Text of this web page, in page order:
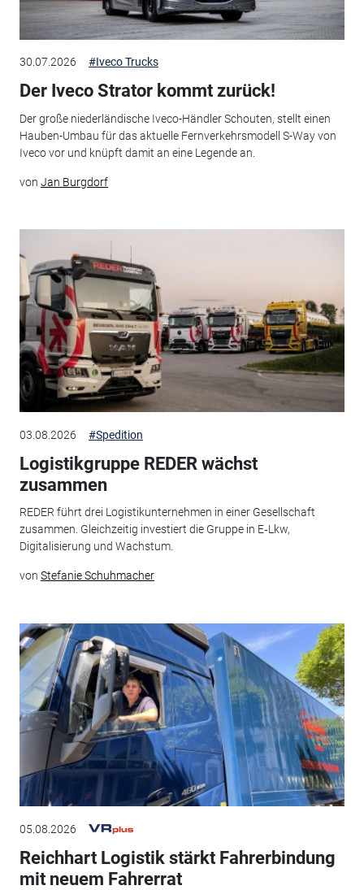
30.07.2026 #Iveco Trucks
Der Iveco Strator kommt zurück!
Der große niederländische Iveco-Händler Schouten, stellt einen
Hauben-Umbau für das aktuelle Fernverkehrsmodell S-Way von
Iveco vor und knüpft damit an eine Legende an.
von Jan Burgdorf
03.08.2026 #Spedition
Logistikgruppe REDER wächst
zusammen
REDER führt drei Logistikunternehmen in einer Gesellschaft
zusammen. Gleichzeitig investiert die Gruppe in E‑Lkw,
Digitalisierung und Wachstum.
von Stefanie Schuhmacher
05.08.2026
Reichhart Logistik stärkt Fahrerbindung
mit neuem Fahrerrat